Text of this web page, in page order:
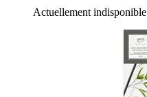
Actuellement indisponible